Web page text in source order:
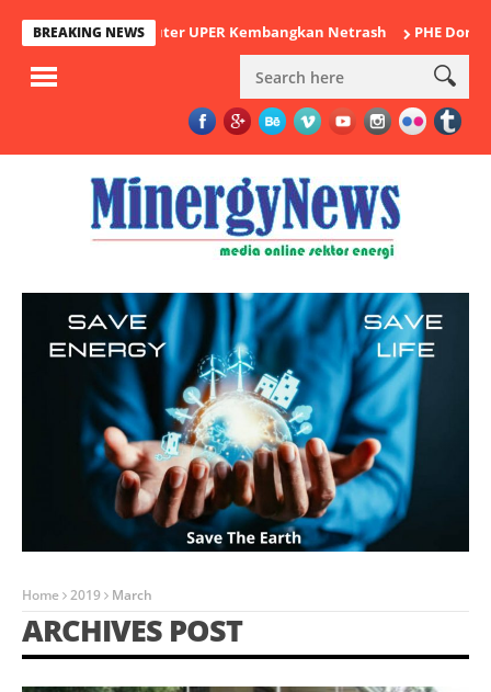
BREAKING NEWS
UPER Kembangkan Netrash PHE Dorong Inovasi
Home 2019 March
ARCHIVES POST